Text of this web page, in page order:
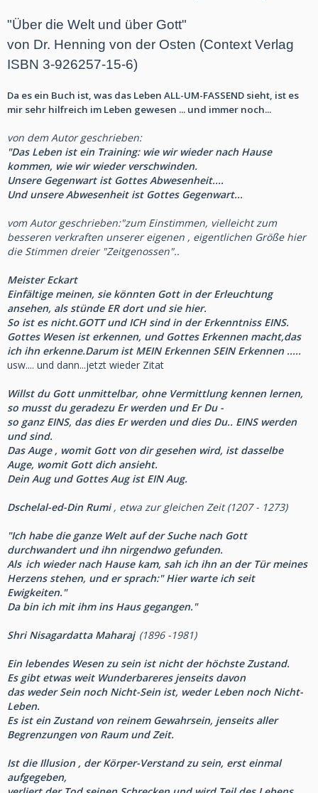
"Über die Welt und über Gott"
von Dr. Henning von der Osten (Context Verlag
ISBN 3-926257-15-6)
Da es ein Buch ist, was das Leben ALL-UM-FASSEND sieht, ist es
mir sehr hilfreich im Leben gewesen ... und immer noch...
von dem Autor geschrieben:
"Das Leben ist ein Training: wie wir wieder nach Hause
kommen, wie wir wieder verschwinden.
Unsere Gegenwart ist Gottes Abwesenheit....
Und unsere Abwesenheit ist Gottes Gegenwart...
vom Autor geschrieben:"zum Einstimmen, vielleicht zum
besseren verkraften unserer eigenen , eigentlichen Größe hier
die Stimmen dreier "Zeitgenossen"..
Meister Eckart
Einfältige meinen, sie könnten Gott in der Erleuchtung
ansehen, als stünde ER dort und sie hier.
So ist es nicht.GOTT und ICH sind in der Erkenntniss EINS.
Gottes Wesen ist erkennen, und Gottes Erkennen macht,das
ich ihn erkenne.Darum ist MEIN Erkennen SEIN Erkennen .....
usw.... und dann...jetzt wieder Zitat
Willst du Gott unmittelbar, ohne Vermittlung kennen lernen,
so musst du geradezu Er werden und Er Du -
so ganz EINS, das dies Er werden und dies Du.. EINS werden
und sind.
Das Auge , womit Gott von dir gesehen wird, ist dasselbe
Auge, womit Gott dich ansieht.
Dein Aug und Gottes Aug ist EIN Aug.
Dschelal-ed-Din Rumi, etwa zur gleichen Zeit (1207 - 1273)
"Ich habe die ganze Welt auf der Suche nach Gott
durchwandert und ihn nirgendwo gefunden.
Als ich wieder nach Hause kam, sah ich ihn an der Tür meines
Herzens stehen, und er sprach:" Hier warte ich seit
Ewigkeiten."
Da bin ich mit ihm ins Haus gegangen."
Shri Nisagardatta Maharaj (1896 -1981)
Ein lebendes Wesen zu sein ist nicht der höchste Zustand.
Es gibt etwas weit Wunderbareres jenseits davon
das weder Sein noch Nicht-Sein ist, weder Leben noch Nicht-
Leben.
Es ist ein Zustand von reinem Gewahrsein, jenseits aller
Begrenzungen von Raum und Zeit.
Ist die Illusion , der Körper-Verstand zu sein, erst einmal
aufgegeben,